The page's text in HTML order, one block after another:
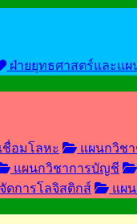
ฝ่ายยุทธศาสตร์และแผ
ชื่อมโลหะ
แผนกวิช
แผนกวิชาการบัญชี
ดการโลจิสติกส์ แผ